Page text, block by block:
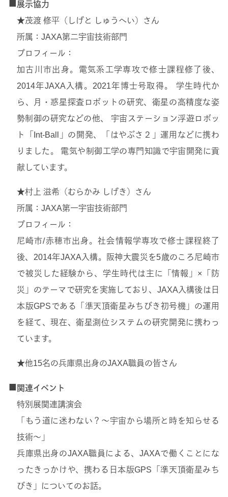
展示協力
★茂渡 修平（しげと しゅうへい）さん
所属：JAXA第二宇宙技術部門
プロフィール：
加古川市出身。電気系工学専攻で修士課程修了後、
2014年JAXA入構。2021年博士号取得。 学生時代か
ら、月・惑星探査ロボットの研究、衛星の高精度な姿
勢制御の研究などの他、 宇宙ステーション浮遊ロボッ
ト「Int-Ball」の開発、「はやぶさ２」運用などに携わ
りました。 電気や制御工学の専門知識で宇宙開発に貢
献しています。
★村上 滋希（むらかみ しげき）さん
所属：JAXA第一宇宙技術部門
プロフィール：
尼崎市/赤穂市出身。社会情報学専攻で修士課程終了
後、2014年JAXA入構。阪神大震災を5歳のころ尼崎市
で被災した経験から、学生時代は主に「情報」×「防
災」のテーマで研究を実施しており、JAXA入構後は日
本版GPSである「準天頂衛星みちびき初号機」の運用
を経て、現在、衛星測位システムの研究開発に携わっ
ています。
★他15名の兵庫県出身のJAXA職員の皆さん
■関連イベント
特別展関連講演会
「もう道に迷わない？～宇宙から場所と時を知らせる
技術～」
兵庫県出身のJAXA職員による、JAXAで働くことにな
ったきっかけや、携わる日本版GPS「準天頂衛星みち
びき」についてのお話。